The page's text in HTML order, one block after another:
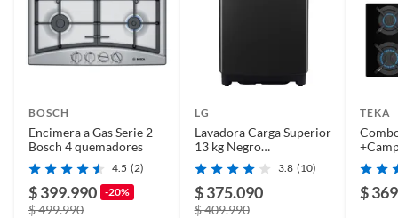
BOSCH
Encimera a Gas Serie 2
Bosch 4 quemadores
4.5 (2)
$ 399.990 -20%
$ 499.990
LG
Lavadora Carga Superior
13 kg Negro
WT13OBVTB
3.8 (10)
$ 375.090
$ 409.990
TEKA
Negra
$